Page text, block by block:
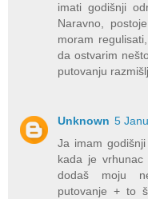
imati godišnji
Naravno,
moram
da ostvarim
putovanju
Unknown 5
Ja imam
kada je
dodaš moju
putovanje + to